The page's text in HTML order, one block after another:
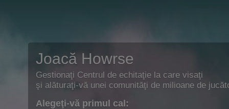
Joacă Howrse
Gestionaţi Centrul de echitaţie la care visaţi
şi alăturaţi-vă unei comunităţi de milioane de
Alegeţi-vă primul cal: